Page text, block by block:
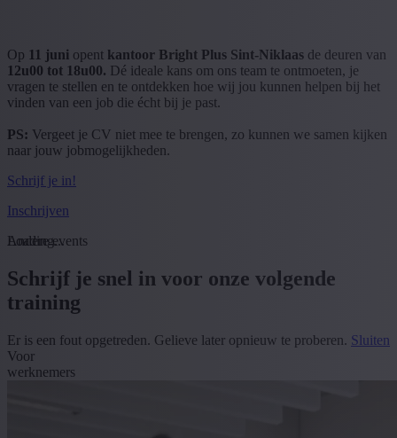
Op 11 juni opent kantoor Bright Plus Sint-Niklaas de deuren van
12u00 tot 18u00. Dé ideale kans om ons team te ontmoeten, je
vragen te stellen en te ontdekken hoe wij jou kunnen helpen bij het
vinden van een job die écht bij je past.
PS: Vergeet je CV niet mee te brengen, zo kunnen we samen kijken
naar jouw jobmogelijkheden.
Schrijf je in!
Inschrijven
Loading...
Andere events
Schrijf je snel in voor onze volgende
training
Er is een fout opgetreden. Gelieve later opnieuw te proberen. Sluiten
Voor
werknemers